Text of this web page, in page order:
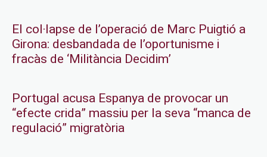
El col·lapse de l’operació de Marc Puigtió a
Girona: desbandada de l’oportunisme i
fracàs de ‘Militància Decidim’
Portugal acusa Espanya de provocar un
“efecte crida” massiu per la seva “manca de
regulació” migratòria